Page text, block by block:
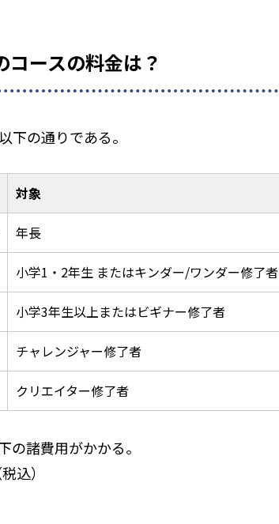
コースの料金は？
下の通りである。
対象
年長
小学1・2年生 またはキンダー/ワンダー修了者
小学3年生以上またはビギナー修了者
チャレンジャー修了者
クリエイター修了者
の諸費用がかかる。
込）